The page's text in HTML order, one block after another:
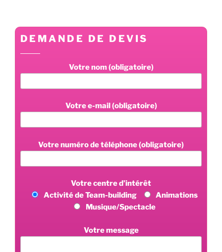
DEMANDE DE DEVIS
Votre nom (obligatoire)
Votre e-mail (obligatoire)
Votre numéro de téléphone (obligatoire)
Votre centre d’intérêt
Activité de Team-building
Animations
Musique/Spectacle
Votre message